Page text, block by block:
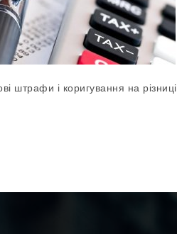
штрафи і коригування на різниці